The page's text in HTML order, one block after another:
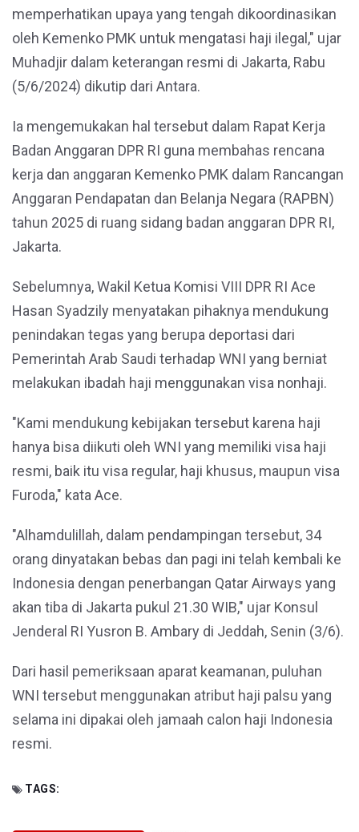
memperhatikan upaya yang tengah dikoordinasikan
oleh Kemenko PMK untuk mengatasi haji ilegal," ujar
Muhadjir dalam keterangan resmi di Jakarta, Rabu
(5/6/2024) dikutip dari Antara.
Ia mengemukakan hal tersebut dalam Rapat Kerja
Badan Anggaran DPR RI guna membahas rencana
kerja dan anggaran Kemenko PMK dalam Rancangan
Anggaran Pendapatan dan Belanja Negara (RAPBN)
tahun 2025 di ruang sidang badan anggaran DPR RI,
Jakarta.
Sebelumnya, Wakil Ketua Komisi VIII DPR RI Ace
Hasan Syadzily menyatakan pihaknya mendukung
penindakan tegas yang berupa deportasi dari
Pemerintah Arab Saudi terhadap WNI yang berniat
melakukan ibadah haji menggunakan visa nonhaji.
"Kami mendukung kebijakan tersebut karena haji
hanya bisa diikuti oleh WNI yang memiliki visa haji
resmi, baik itu visa regular, haji khusus, maupun visa
Furoda," kata Ace.
"Alhamdulillah, dalam pendampingan tersebut, 34
orang dinyatakan bebas dan pagi ini telah kembali ke
Indonesia dengan penerbangan Qatar Airways yang
akan tiba di Jakarta pukul 21.30 WIB," ujar Konsul
Jenderal RI Yusron B. Ambary di Jeddah, Senin (3/6).
Dari hasil pemeriksaan aparat keamanan, puluhan
WNI tersebut menggunakan atribut haji palsu yang
selama ini dipakai oleh jamaah calon haji Indonesia
resmi.
TAGS: